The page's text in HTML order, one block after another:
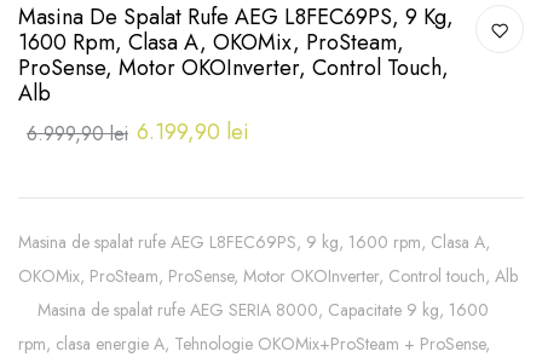
Masina De Spalat Rufe AEG L8FEC69PS, 9 Kg,
1600 Rpm, Clasa A, OKOMix, ProSteam,
ProSense, Motor OKOInverter, Control Touch,
Alb
6.999,90 lei 6.199,90 lei
Masina de spalat rufe AEG L8FEC69PS, 9 kg, 1600 rpm, Clasa A,
OKOMix, ProSteam, ProSense, Motor OKOInverter, Control touch, Alb
Masina de spalat rufe AEG SERIA 8000, Capacitate 9 kg, 1600
rpm, clasa energie A, Tehnologie OKOMix+ProSteam + ProSense,